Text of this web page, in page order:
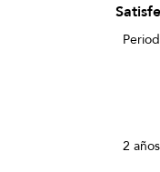
2